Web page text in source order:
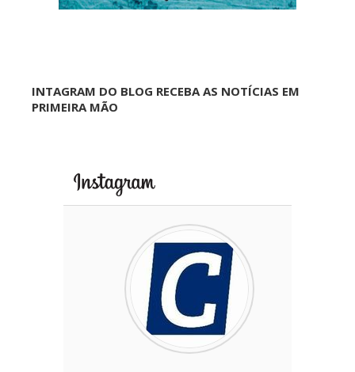
INTAGRAM DO BLOG RECEBA AS NOTÍCIAS EM
PRIMEIRA MÃO